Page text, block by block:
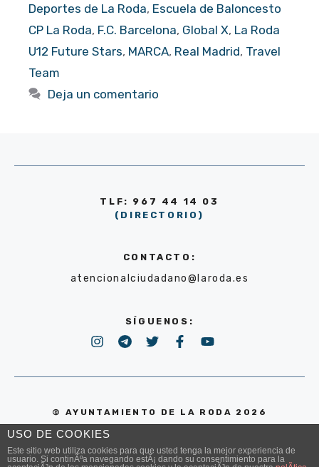
Deportes de La Roda, Escuela de Baloncesto
CP La Roda, F.C. Barcelona, Global X, La Roda
U12 Future Stars, MARCA, Real Madrid, Travel
Team
Deja un comentario
TLF: 967 44 14 03
(DIRECTORIO)
CONTACTO:
atencionalciudadano@laroda.es
SÍGUENOS:
© AYUNTAMIENTO DE LA RODA 2026
POLÍTICA DE PRIVACIDAD
USO DE COOKIES
Este sitio web utiliza cookies para que usted tenga la mejor experiencia de
usuario. Si continÃºa navegando estÃ¡ dando su consentimiento para la